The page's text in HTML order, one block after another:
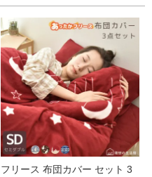
フリース 布団カバー セット 3